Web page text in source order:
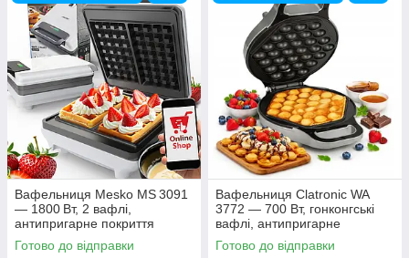
Вафельниця Mesko MS 3091
— 1800 Вт, 2 вафлі,
антипригарне покриття
Готово до відправки
Вафельниця Clatronic WA
3772 — 700 Вт, гонконгські
вафлі, антипригарне
покриття
Готово до відправки